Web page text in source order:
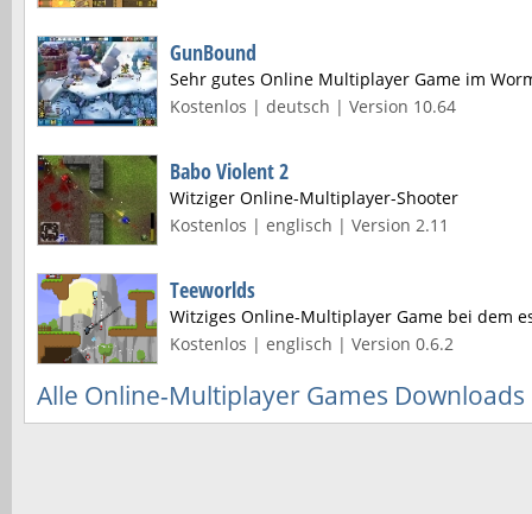
GunBound
Sehr gutes Online Multiplayer Game im
Kostenlos | deutsch | Version 10.64
Babo Violent 2
Witziger Online-Multiplayer-Shooter
Kostenlos | englisch | Version 2.11
Teeworlds
Witziges Online-Multiplayer Game bei dem
Kostenlos | englisch | Version 0.6.2
Alle Online-Multiplayer Games